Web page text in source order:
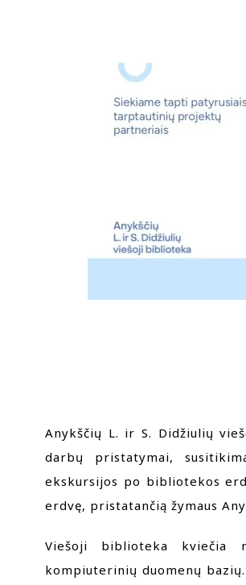
Anykščių L. ir S. Didžiulių
darbų pristatymai,
ekskursijos po bibliotekos
erdvę, pristatančią žymaus
Viešoji biblioteka kviečia
kompiuterinių duomenų